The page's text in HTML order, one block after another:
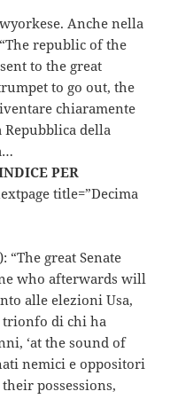
Anche nella
republic of the
to the great
to go out, the
chiaramente
della
PER
title=”Decima
“The great Senate
who afterwards will
alle elezioni Usa,
trionfo di chi ha
‘at the sound of
nemici e oppositori
possessions,